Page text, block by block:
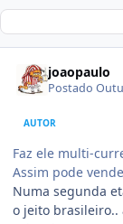
joaopaulo
Postado
AUTOR
Faz ele multi-
Assim pode
Numa segunda
o jeito brasileiro..